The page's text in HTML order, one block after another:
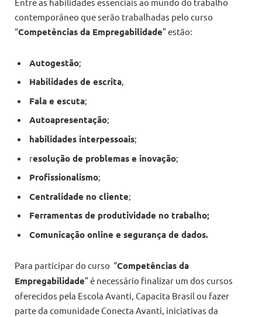
contemporâneo que serão trabalhadas pelo curso
“Competências da Empregabilidade” estão:
Autogestão;
Habilidades de escrita,
Fala e escuta;
Autoapresentação;
habilidades interpessoais;
resolução de problemas e inovação;
Profissionalismo;
Centralidade no cliente;
Ferramentas de produtividade no trabalho;
Comunicação online e segurança de dados.
Para participar do curso “Competências da
Empregabilidade” é necessário finalizar um dos cursos
oferecidos pela Escola Avanti, Capacita Brasil ou fazer
parte da comunidade Conecta Avanti, iniciativas da